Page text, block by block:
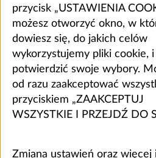
przycisk „USTAWIENIA
możesz otworzyć okno, w
dowiesz się, do jakich celów
wykorzystujemy pliki cookie, i
potwierdzić swoje wybory.
od razu zaakceptować
przyciskiem „ZAAKCEPTUJ
WSZYSTKIE I PRZEJDŹ DO
Zmiana ustawień oraz więcej